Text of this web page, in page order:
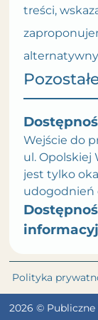
treści,
Wejście do
ul. Opolskiej
jest tylko
udogodnień
Polityka
2026 ©